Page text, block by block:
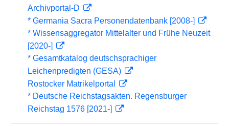
Archivportal-D
* Germania Sacra Personendatenbank [2008-]
* Wissensaggregator Mittelalter und Frühe Neuzeit
[2020-]
* Gesamtkatalog deutschsprachiger
Leichenpredigten (GESA)
Rostocker Matrikelportal
* Deutsche Reichstagsakten. Regensburger
Reichstag 1576 [2021-]